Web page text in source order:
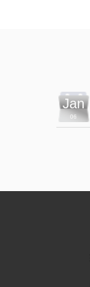
Jan
06